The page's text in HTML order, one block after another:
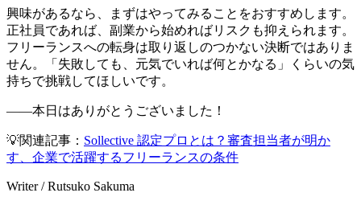
興味があるなら、まずはやってみることをおすすめします。
正社員であれば、副業から始めればリスクも抑えられます。
フリーランスへの転身は取り返しのつかない決断ではありま
せん。「失敗しても、元気でいれば何とかなる」くらいの気
持ちで挑戦してほしいです。
――本日はありがとうございました！
💡関連記事： Sollective 認定プロとは？審査担当者が明か
す、企業で活躍するフリーランスの条件
Writer/Rutsuko Sakuma